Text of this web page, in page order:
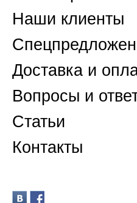
Наши клиенты
Доставка и
Вопросы и
Статьи
Контакты